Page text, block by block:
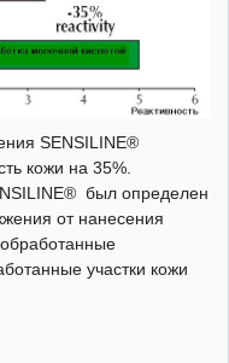
SENSILINE®
кожи на 35%.
был определен
от нанесения
участки кожи